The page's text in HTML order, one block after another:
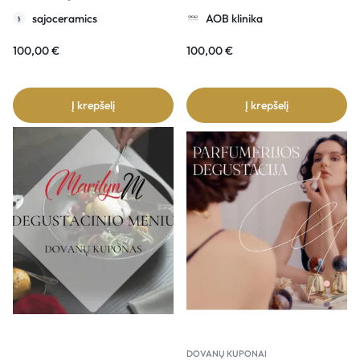
sajoceramics
100,00€
Į krepšelį
AOB klinika
100,00€
Į krepšelį
DOVANŲ KUPONAI